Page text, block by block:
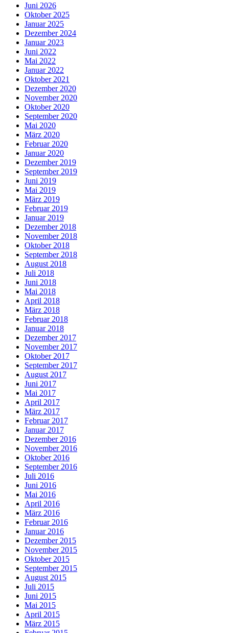
Juni 2026
Oktober 2025
Januar 2025
Dezember 2024
Januar 2023
Juni 2022
Mai 2022
Januar 2022
Oktober 2021
Dezember 2020
November 2020
Oktober 2020
September 2020
Mai 2020
März 2020
Februar 2020
Januar 2020
Dezember 2019
September 2019
Juni 2019
Mai 2019
März 2019
Februar 2019
Januar 2019
Dezember 2018
November 2018
Oktober 2018
September 2018
August 2018
Juli 2018
Juni 2018
Mai 2018
April 2018
März 2018
Februar 2018
Januar 2018
Dezember 2017
November 2017
Oktober 2017
September 2017
August 2017
Juni 2017
Mai 2017
April 2017
März 2017
Februar 2017
Januar 2017
Dezember 2016
November 2016
Oktober 2016
September 2016
Juli 2016
Juni 2016
Mai 2016
April 2016
März 2016
Februar 2016
Januar 2016
Dezember 2015
November 2015
Oktober 2015
September 2015
August 2015
Juli 2015
Juni 2015
Mai 2015
April 2015
März 2015